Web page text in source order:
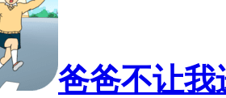
爸爸不让我